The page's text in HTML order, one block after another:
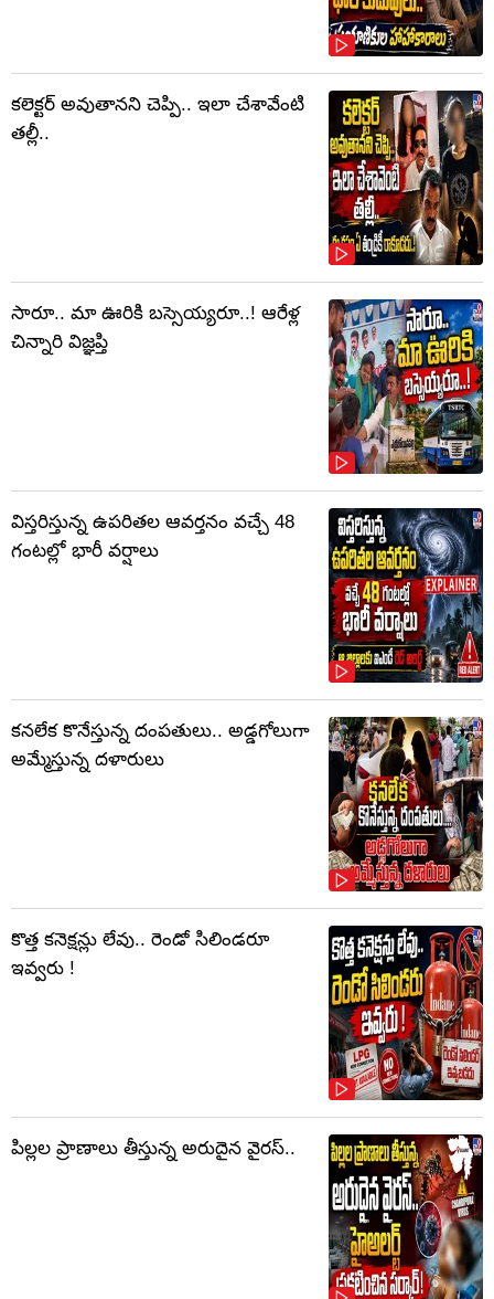
కలెక్టర్‌ అవుతానని చెప్పి.. ఇలా చేశావేంటి
తల్లీ..
సారూ.. మా ఊరికి బస్సెయ్యరూ..! ఆరేళ్ల
చిన్నారి విజ్ఞప్తి
విస్తరిస్తున్న ఉపరితల ఆవర్తనం వచ్చే 48
గంటల్లో భారీ వర్షాలు
కనలేక కొనేస్తున్న దంపతులు.. అడ్డగోలుగా
అమ్మేస్తున్న దళారులు
కొత్త కనెక్షన్లు లేవు.. రెండో సిలిండరూ
ఇవ్వరు !
పిల్లల ప్రాణాలు తీస్తున్న అరుదైన వైరస్..